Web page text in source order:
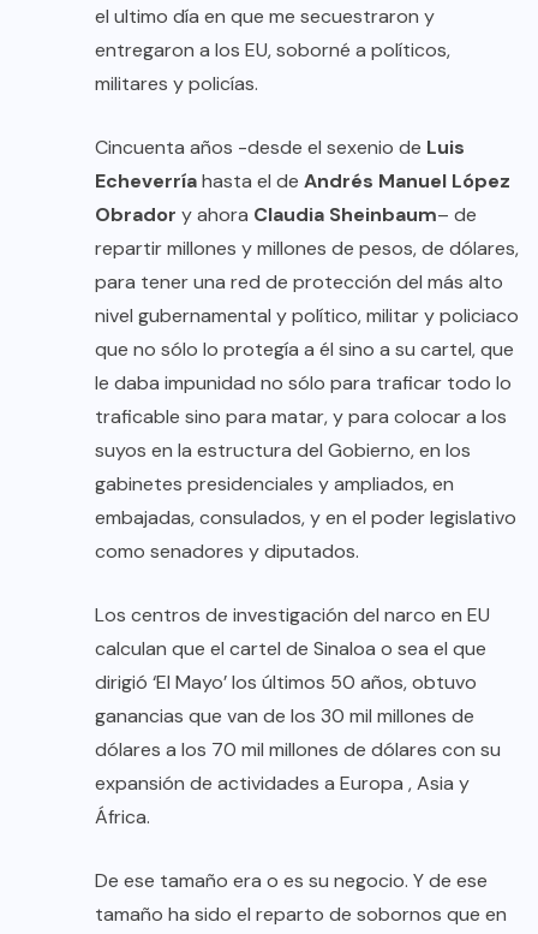
el ultimo día en que me secuestraron y
entregaron a los EU, soborné a políticos,
militares y policías.
Cincuenta años -desde el sexenio de Luis
Echeverríahasta el de Andrés Manuel López
Obrador y ahora Claudia Sheinbaum– de
repartir millones y millones de pesos, de dólares,
para tener una red de protección del más alto
nivel gubernamental y político, militar y policiaco
que no sólo lo protegía a él sino a su cartel, que
le daba impunidad no sólo para traficar todo lo
traficable sino para matar, y para colocar a los
suyos en la estructura del Gobierno, en los
gabinetes presidenciales y ampliados, en
embajadas, consulados, y en el poder legislativo
como senadores y diputados.
Los centros de investigación del narco en EU
calculan que el cartel de Sinaloa o sea el que
dirigió ‘El Mayo’ los últimos 50 años, obtuvo
ganancias que van de los 30 mil millones de
dólares a los 70 mil millones de dólares con su
expansión de actividades a Europa , Asia y
África.
De ese tamaño era o es su negocio. Y de ese
tamaño ha sido el reparto de sobornos que en